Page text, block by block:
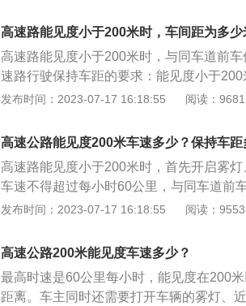
近光灯、前后示廓灯和危险警告闪光灯。
道车辆保持50米以上的距离；3.能见度小
廓灯和危险警告手电筒。车速不得超过每
速公路。高速公路管理部门应当通过显示
高速路能见度小于200米时，车间距为多少
高速路能见度小于200米时，与同车道前
速路行驶保持车距的要求：能见度小于
前后位灯，车速不得超过每小时60公里，
灯，车速不得超过每小时40公里，与同车
于50米时：开启雾灯、近光灯、示廓灯、
超过每小时20公里，并从最近的出口尽快
发布时间：2023-07-17 16:18:55 阅读：9681
高速公路能见度200米车速多少？保持车距
高速路能见度小于200米时，首先开启雾
车速不得超过每小时60公里，与同车道前
速公路上行驶，遇有雾、雨、雪、沙尘、
离。机动车在高速公路上行驶，遇到低能
米，车速不得超过每小时20公里，并从最
发布时间：2023-07-17 16:18:55 阅读：9553
高速公路200米能见度车速多少？
最高时速是60公里每小时，能见度在200
距离。车主同时还需要打开车辆的雾灯、